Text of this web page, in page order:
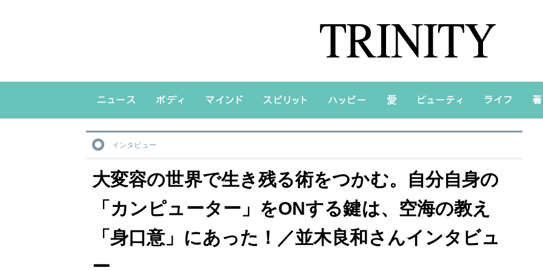
インタビュー
大変容の世界で生き残る術をつかむ。自分自身の
「カンピューター」をONする鍵は、空海の教え
「身口意」にあった！／並木良和さんインタビュ
ー